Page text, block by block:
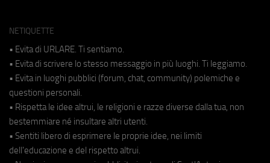
NETIQUETTE
• Evita di URLARE. Ti sentiamo.
• Evita di scrivere lo stesso messaggio in più luoghi. Ti leggiamo.
• Evita in luoghi pubblici (forum, chat, community) polemiche e
questioni personali.
• Rispetta le idee altrui, le religioni e razze diverse dalla tua, non
bestemmiare né insultare altri utenti.
• Sentiti libero di esprimere le proprie idee, nei limiti
dell'educazione e del rispetto altrui.